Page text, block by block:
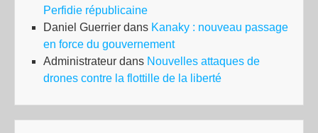
Perfidie républicaine
Daniel Guerrier dans Kanaky : nouveau passage
en force du gouvernement
Administrateur dans Nouvelles attaques de
drones contre la flottille de la liberté